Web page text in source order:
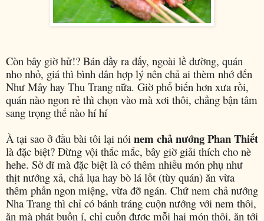
Còn bây giờ hử!? Bán đầy ra đấy, ngoài lề đường, quán
nho nhỏ, giá thì bình dân hợp lý nên chả ai thèm nhớ đến
Như Mây hay Thu Trang nữa. Giờ phổ biến hơn xưa rồi,
quán nào ngon rẻ thì chọn vào mà xơi thôi, chẳng bận tâm
sang trọng thế nào hí hí
À tại sao ở đầu bài tôi lại nói nem chả nướng Phan Thiết
là đặc biệt? Đừng vội thắc mắc, bây giờ giải thích cho nè
hehe. Sở dĩ mà đặc biệt là có thêm nhiều món phụ như
thịt nướng xả, chả lụa hay bò lá lốt (tùy quán) ăn vừa
thêm phần ngon miệng, vừa đỡ ngán. Chứ nem chả nướng
Nha Trang thì chỉ có bánh tráng cuộn nướng với nem thôi,
ăn mà phát buồn í, chỉ cuốn được mỗi hai món thôi, ăn tới